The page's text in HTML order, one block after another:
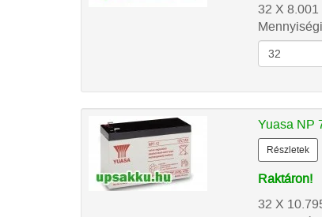
32 X 8.001
Yuasa NP
Részletek
Raktáron!
32 X